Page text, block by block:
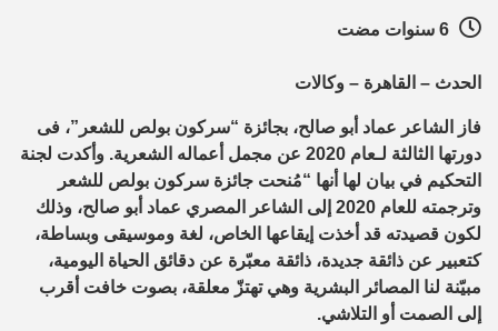
الحدث – القاهرة – وكالات
فاز الشاعر عماد أبو صالح، بجائزة “سركون بولص للشعر”، فى
دورتها الثالثة لـعام 2020 عن مجمل أعماله الشعرية. وأكدت لجنة
التحكيم في بيان لها أنها “مُنحت جائزة سركون بولص للشعر
وترجمته للعام 2020 إلى الشاعر المصري عماد أبو صالح، وذلك
لكون قصيدته قد أخذت إيقاعها الخاص، لغة وموسيقى وبساطة،
كتعبير عن ذائقة جديدة، ذائقة معبّرة عن دقائق الحياة اليومية،
مبيّنة لنا المصائر البشرية وهي تهتزّ معلقة، بصوت خافت أقرب
إلى الصمت أو التلاشي.